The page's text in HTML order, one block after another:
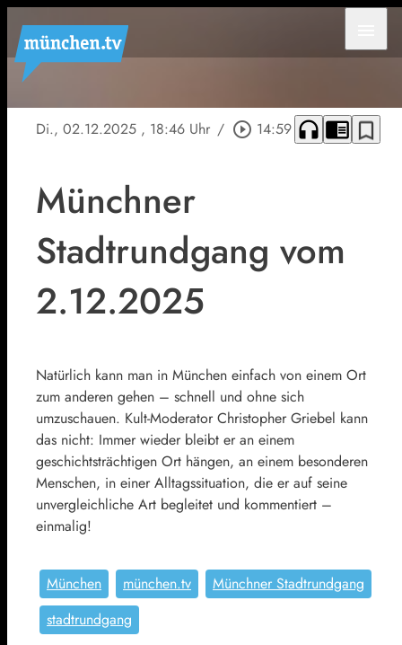
Di., 02.12.2025 , 18:46 Uhr / play_circle_outline 14:59 headphones chrome_reader_mode bookmark_border
Münchner
Stadtrundgang vom
2.12.2025
Natürlich kann man in München einfach von einem Ort
zum anderen gehen – schnell und ohne sich
umzuschauen. Kult-Moderator Christopher Griebel kann
das nicht: Immer wieder bleibt er an einem
geschichtsträchtigen Ort hängen, an einem besonderen
Menschen, in einer Alltagssituation, die er auf seine
unvergleichliche Art begleitet und kommentiert –
einmalig!
München münchen.tv
Münchner Stadtrundgang
stadtrundgang